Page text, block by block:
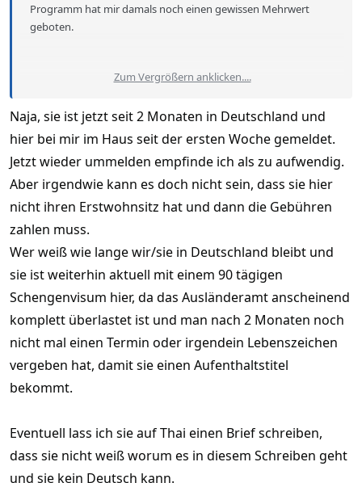
Programm hat mir damals noch einen gewissen Mehrwert
geboten.
Zwangsgebühr entrichtet wird?
Zum Vergrößern anklicken....
Naja, sie ist jetzt seit 2 Monaten in Deutschland und
hier bei mir im Haus seit der ersten Woche gemeldet.
Jetzt wieder ummelden empfinde ich als zu aufwendig.
Aber irgendwie kann es doch nicht sein, dass sie hier
nicht ihren Erstwohnsitz hat und dann die Gebühren
zahlen muss.
Wer weiß wie lange wir/sie in Deutschland bleibt und
sie ist weiterhin aktuell mit einem 90 tägigen
Schengenvisum hier, da das Ausländeramt anscheinend
komplett überlastet ist und man nach 2 Monaten noch
nicht mal einen Termin oder irgendein Lebenszeichen
vergeben hat, damit sie einen Aufenthaltstitel
bekommt.
Eventuell lass ich sie auf Thai einen Brief schreiben,
dass sie nicht weiß worum es in diesem Schreiben geht
und sie kein Deutsch kann.